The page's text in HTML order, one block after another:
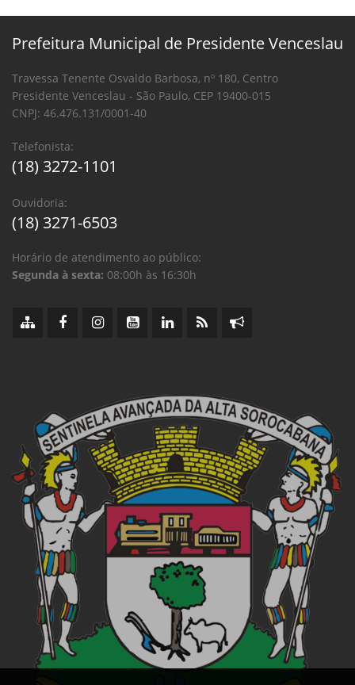
Prefeitura Municipal de Presidente Venceslau
Travessa Tenente Osvaldo Barbosa, nº 180, Centro
Presidente Venceslau - São Paulo, CEP 19400-015
CNPJ: 46.476.131/0001-40
Telefonista:
(18) 3272-1101
Ouvidoria:
(18) 3271-6503
Horário de atendimento ao público:
Segunda à sexta: 08:00h às 16:30h